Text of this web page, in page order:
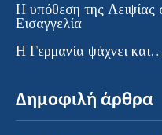
Η υπόθεση της Λειψίας
Εισαγγελία
H Γερμανία ψάχνει
Δημοφιλή άρθρα